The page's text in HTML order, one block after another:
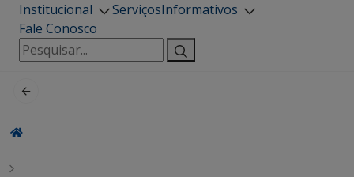
Institucional ServiçosInformativos
Fale Conosco
Pesquisar
por: